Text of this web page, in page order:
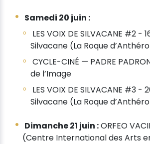
Samedi 20 juin :
LES VOIX DE SILVACANE #2
Silvacane (La Roque
CYCLE-CINÉ — PADRE
de l’Image
LES VOIX DE SILVACANE #3
Silvacane (La Roque
Dimanche 21 juin :ORFEO
(Centre International des Arts